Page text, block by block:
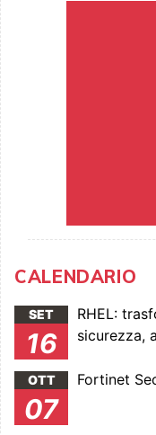
CALENDARIO
SET
16
RHEL:
sicurezza,
OTT
07
Fortinet